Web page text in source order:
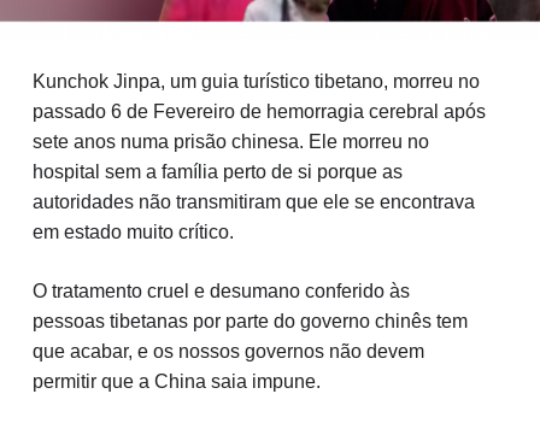
Kunchok Jinpa, um guia turístico tibetano, morreu no
passado 6 de Fevereiro de hemorragia cerebral após
sete anos numa prisão chinesa. Ele morreu no
hospital sem a família perto de si porque as
autoridades não transmitiram que ele se encontrava
em estado muito crítico.
O tratamento cruel e desumano conferido às
pessoas tibetanas por parte do governo chinês tem
que acabar, e os nossos governos não devem
permitir que a China saia impune.